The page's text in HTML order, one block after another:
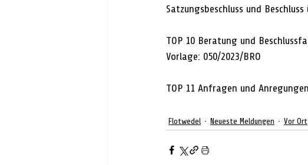
Satzungsbeschluss und
TOP 10 Beratung und
Vorlage: 050/2023/BRO
TOP 11 Anfragen und Anregungen
Flotwedel Neueste Meldungen Vor Ort